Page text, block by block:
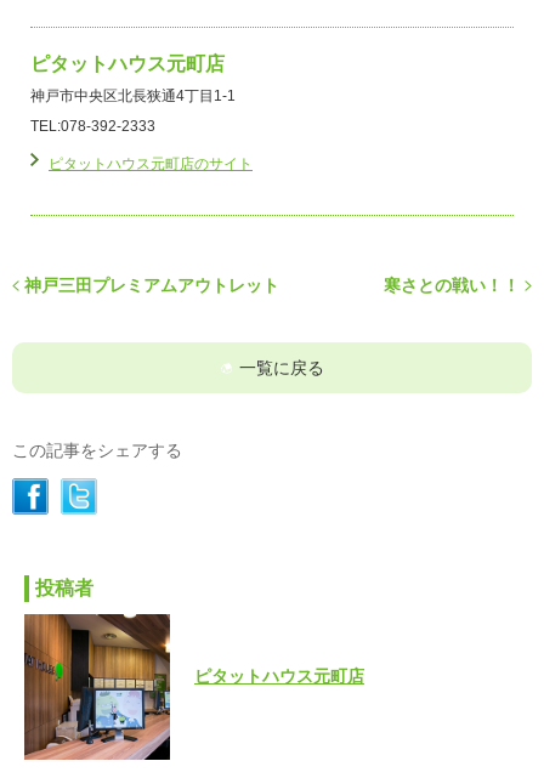
ピタットハウス元町店
神戸市中央区北長狭通4丁目1-1
TEL:078-392-2333
ピタットハウス元町店のサイト
神戸三田プレミアムアウトレット 寒さとの戦い！！
一覧に戻る
この記事をシェアする
投稿者
ピタットハウス元町店